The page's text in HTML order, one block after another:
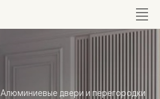
Алюминиевые двери и перегородки